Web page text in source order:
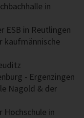
in
ESB in Reutlingen
kaufmännische
- Ergenzingen
Nagold & der
Hochschule in